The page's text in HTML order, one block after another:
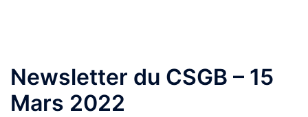
Newsletter du CSGB – 15
Mars 2022